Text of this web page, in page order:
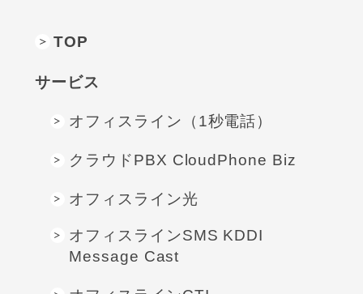
TOP
サービス
オフィスライン（1秒電話）
クラウドPBX CloudPhone Biz
オフィスライン光
オフィスラインSMS KDDI
Message Cast